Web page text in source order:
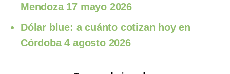
Mendoza 17 mayo 2026
Dólar blue: a cuánto cotizan hoy en
Córdoba 4 agosto 2026